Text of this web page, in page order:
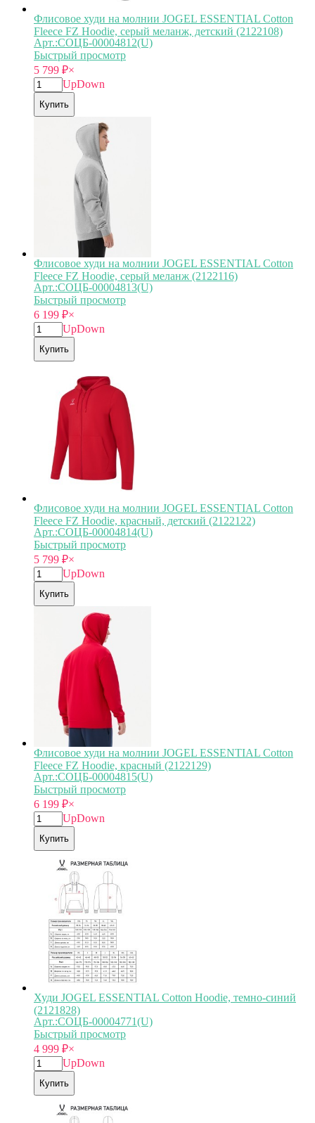
Флисовое худи на молнии JOGEL ESSENTIAL Cotton
Fleece FZ Hoodie, серый меланж, детский (2122108)
Арт.:СОЦБ-00004812(U)
Быстрый просмотр
5 799 ₽×
UpDown
Купить
Флисовое худи на молнии JOGEL ESSENTIAL Cotton
Fleece FZ Hoodie, серый меланж (2122116)
Арт.:СОЦБ-00004813(U)
Быстрый просмотр
6 199 ₽×
UpDown
Купить
Флисовое худи на молнии JOGEL ESSENTIAL Cotton
Fleece FZ Hoodie, красный, детский (2122122)
Арт.:СОЦБ-00004814(U)
Быстрый просмотр
5 799 ₽×
UpDown
Купить
Флисовое худи на молнии JOGEL ESSENTIAL Cotton
Fleece FZ Hoodie, красный (2122129)
Арт.:СОЦБ-00004815(U)
Быстрый просмотр
6 199 ₽×
UpDown
Купить
Худи JOGEL ESSENTIAL Cotton Hoodie, темно-синий
(2121828)
Арт.:СОЦБ-00004771(U)
Быстрый просмотр
4 999 ₽×
UpDown
Купить